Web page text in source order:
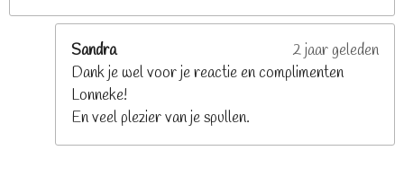
Sandra
2 jaar geleden
Dank je wel voor je reactie en complimenten
Lonneke!
En veel plezier van je spullen.